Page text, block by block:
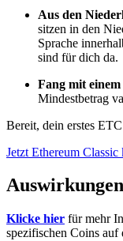
Aus den
sitzen in den
Sprache
sind für dich da.
Fang mit
Mindestbetrag
Bereit, dein erstes
Jetzt Ethereum Classic
Klicke hier für mehr
spezifischen Coins